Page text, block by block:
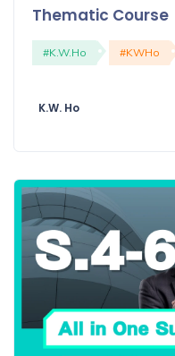
免費
(19)
收費
選
我
重
設
密
Thematic Course
#K.W.Ho #KWHo
K.W. Ho